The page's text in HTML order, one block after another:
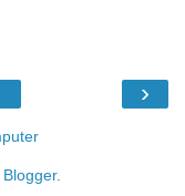
›
Blogger.